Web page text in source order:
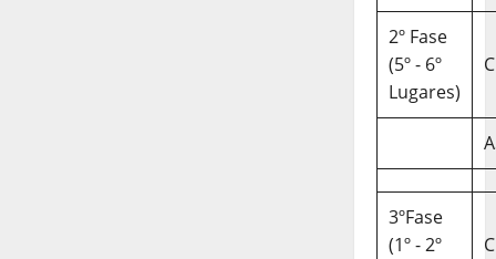
2º Fase
(5º - 6º
Lugares)
3ºFase
(1º - 2º